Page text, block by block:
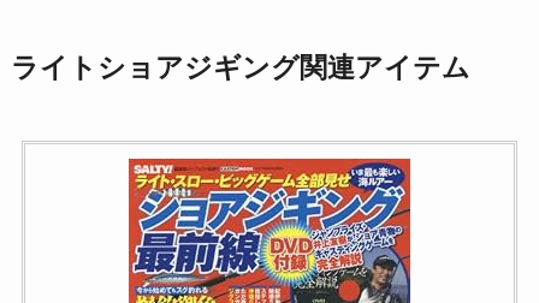
ライトショアジギング関連アイテム